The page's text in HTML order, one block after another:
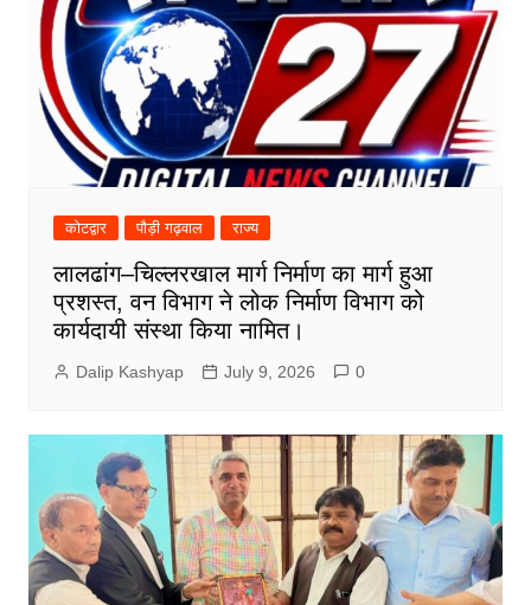
कोटद्वार पौड़ी गढ़वाल राज्य
लालढांग–चिल्लरखाल मार्ग निर्माण का मार्ग हुआ
प्रशस्त, वन विभाग ने लोक निर्माण विभाग को
कार्यदायी संस्था किया नामित।
Dalip Kashyap July 9, 2026 0